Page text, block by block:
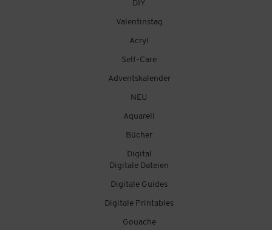
DIY
Valentinstag
Acryl
Self-Care
Adventskalender
NEU
Aquarell
Bücher
Digital
Digitale Dateien
Digitale Guides
Digitale Printables
Gouache